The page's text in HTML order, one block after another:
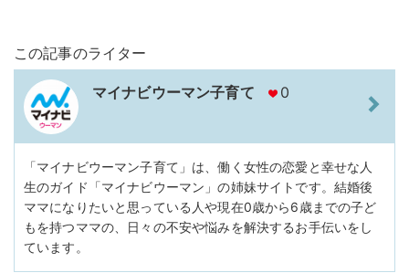
この記事のライター
マイナビウーマン子育て 0
「マイナビウーマン子育て」は、働く女性の恋愛と幸せな人
生のガイド「マイナビウーマン」の姉妹サイトです。結婚後
ママになりたいと思っている人や現在0歳から6歳までの子ど
もを持つママの、日々の不安や悩みを解決するお手伝いをし
ています。